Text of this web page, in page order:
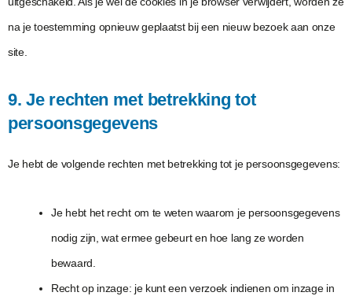
na je toestemming opnieuw geplaatst bij een nieuw bezoek aan onze
site.
9. Je rechten met betrekking tot
persoonsgegevens
Je hebt de volgende rechten met betrekking tot je persoonsgegevens:
Je hebt het recht om te weten waarom je persoonsgegevens
nodig zijn, wat ermee gebeurt en hoe lang ze worden
bewaard.
Recht op inzage: je kunt een verzoek indienen om inzage in